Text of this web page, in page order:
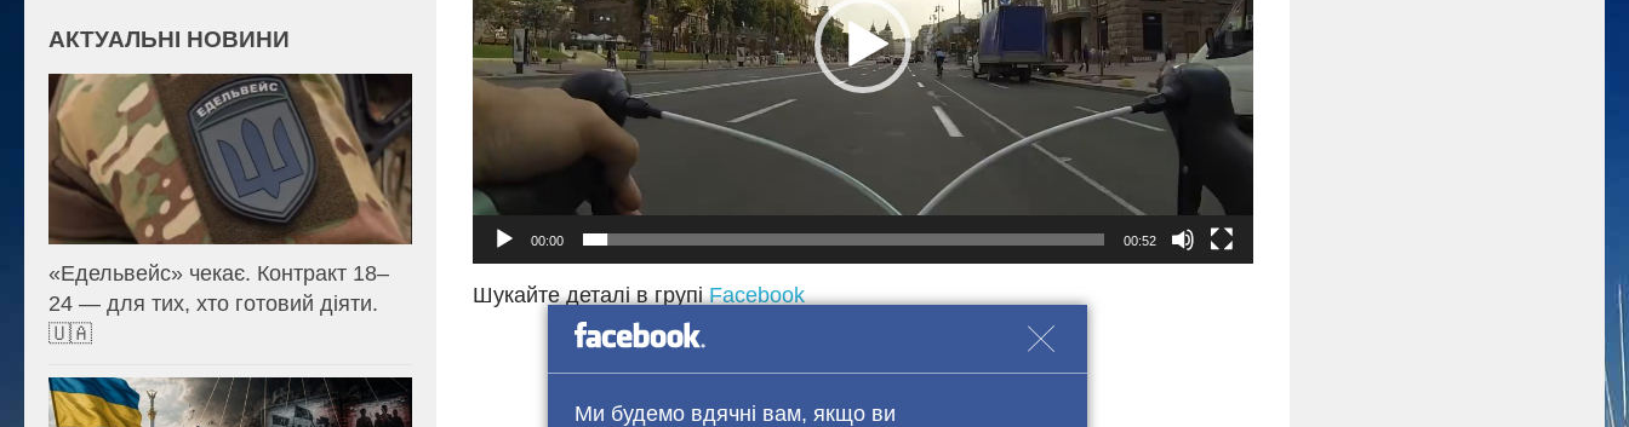
Ми будемо вдячні вам, якщо ви
00:00 00:52
Шукайте деталі в групіFacebook
АКТУАЛЬНІ НОВИНИ
«Едельвейс» чекає. Контракт 18–
24 — для тих, хто готовий діяти.
🇺🇦